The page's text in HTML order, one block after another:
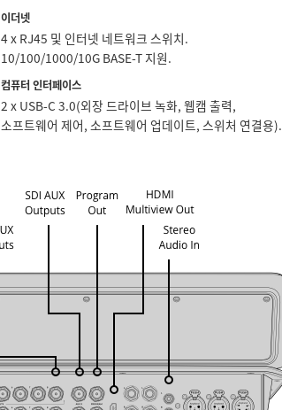
이더넷
4 x RJ45 및 인터넷 네트워크 스위치.
10/100/1000/10G BASE-T 지원.
컴퓨터 인터페이스
2 x USB-C 3.0(외장 드라이브 녹화, 웹캠 출력,
소프트웨어 제어, 소프트웨어 업데이트, 스위처 연결용).